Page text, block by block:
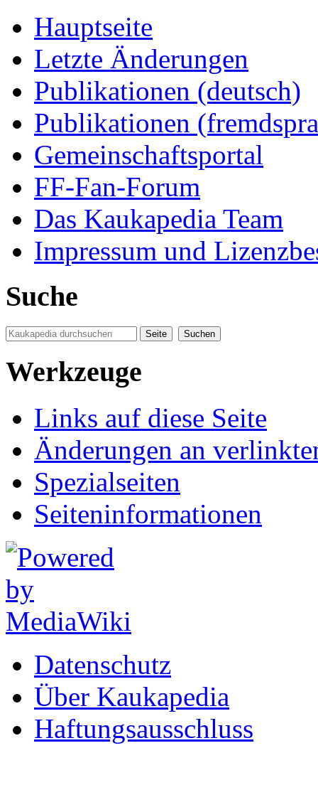
Hauptseite
Letzte Änderungen
Publikationen (deutsch)
Publikationen
Gemeinschaftsportal
FF-Fan-Forum
Das Kaukapedia Team
Impressum und
Suche
Werkzeuge
Links auf diese Seite
Änderungen an
Spezialseiten
Seiten­informationen
Datenschutz
Über Kaukapedia
Haftungsausschluss